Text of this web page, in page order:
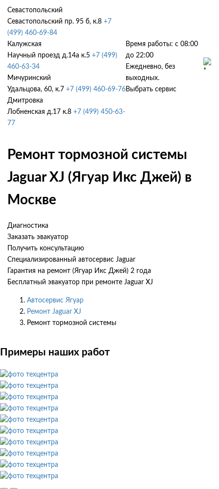
Севастопольский
Севастопольский пр. 95 б, к.8 +7
(499) 460-69-84
Калужская
Научный проезд д.14а к.5 +7 (499)
460-63-34
Мичуринский
Удальцова, 60, к.7 +7 (499) 460-69-76
Дмитровка
Лобненская д.17 к.8 +7 (499) 450-63-
77
Время работы: с 08:00
до 22:00
Ежедневно, без
выходных.
Выбрать сервис
Ремонт тормозной системы
Jaguar XJ (Ягуар Икс Джей) в
Москве
Диагностика
Заказать эвакуатор
Получить консультацию
Специализированный автосервис Jaguar
Гарантия на ремонт (Ягуар Икс Джей) 2 года
Бесплатный эвакуатор при ремонте Jaguar XJ
Автосервис Ягуар
Ремонт Jaguar XJ
Ремонт тормозной системы
Примеры наших работ